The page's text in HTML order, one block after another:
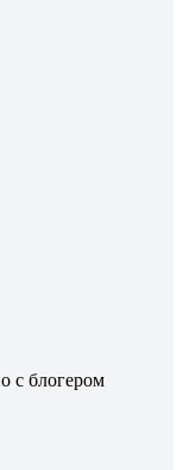
с блогером